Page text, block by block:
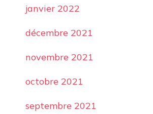
janvier 2022
décembre 2021
novembre 2021
octobre 2021
septembre 2021